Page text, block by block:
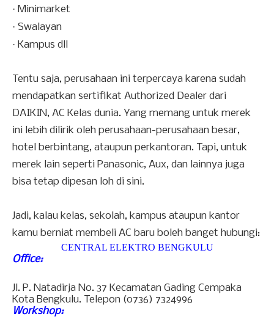
· Minimarket
· Swalayan
· Kampus dll
Tentu saja, perusahaan ini terpercaya karena sudah
mendapatkan sertifikat Authorized Dealer dari
DAIKIN, AC Kelas dunia. Yang memang untuk merek
ini lebih dilirik oleh perusahaan-perusahaan besar,
hotel berbintang, ataupun perkantoran. Tapi, untuk
merek lain seperti Panasonic, Aux, dan lainnya juga
bisa tetap dipesan loh di sini.
Jadi, kalau kelas, sekolah, kampus ataupun kantor
kamu berniat membeli AC baru boleh banget hubungi:
CENTRAL ELEKTRO BENGKULU
Office:
Jl. P. Natadirja No. 37 Kecamatan Gading Cempaka
Kota Bengkulu. Telepon (0736) 7324996
Workshop: